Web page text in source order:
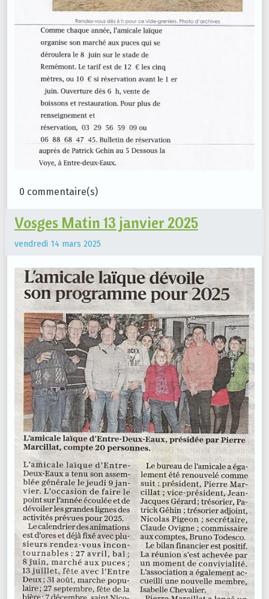
0 commentaire(s)
Vosges Matin 13 janvier 2025
vendredi 14 mars 2025